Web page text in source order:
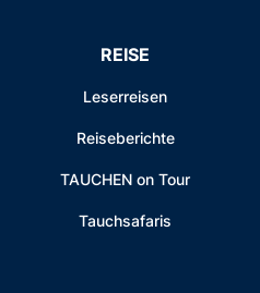
REISE
Leserreisen
Reiseberichte
TAUCHEN on Tour
Tauchsafaris